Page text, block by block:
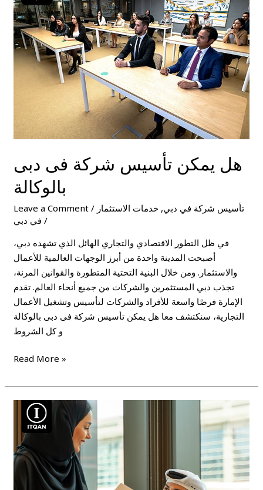
هل يمكن تأسيس شركة فى دبى
Leave a Comment / تأسيس شركة في دبي, خدمات الاستثمار
في دبي /
في ظل التطور الاقتصادي والتجاري الهائل الذي تشهده دبي،
أصبحت المدينة واحدة من أبرز الوجهات العالمية للأعمال
والاستثمار. ومن خلال البنية التحتية المتطورة والقوانين المرنة،
تجذب دبي المستثمرين والشركات من جميع أنحاء العالم. تقدم
الإمارة فرصًا واسعة للأفراد والشركات لتأسيس وتشغيل الأعمال
التجارية، سنكتشف معا هل يمكن تأسيس شركة فى دبى بالوكالة
و كل الشروط
تأسيس
شركة
فى
دبى
بالوكالة
Read More »
انشاء
شركة
في
دبي